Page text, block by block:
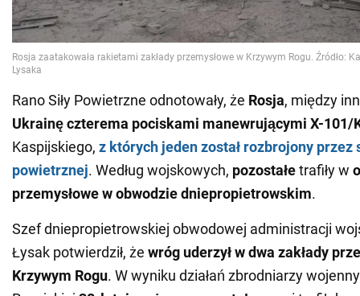
Rano Siły Powietrzne odnotowały, że Rosja, między
Ukrainę czterema pociskami manewrującymi X-101/
Kaspijskiego, z których jeden został rozbrojony przez
powietrznej. Według wojskowych, pozostałetrafiły w
przemysłowe w obwodzie dniepropietrowskim.
Szef dniepropietrowskiej obwodowej administracji
Łysak potwierdził, że wróg uderzył w dwa zakłady
Krzywym Rogu. W wyniku działań zbrodniarzy